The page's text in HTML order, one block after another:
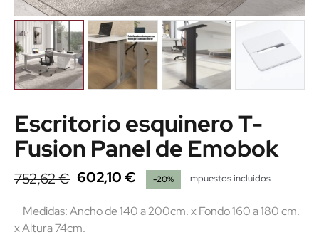
Escritorio esquinero T-
Fusion Panel de Emobok
752,62 € 602,10 € -20% Impuestos incluidos
Medidas: Ancho de 140 a 200cm. x Fondo 160 a 180 cm.
x Altura 74cm.